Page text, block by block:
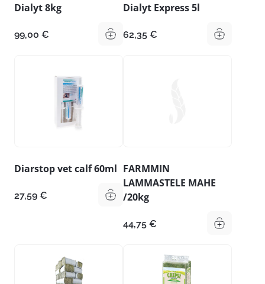
Dialyt 8kg
99,00 €
Dialyt Express 5l
62,35 €
Diarstop vet calf 60ml
27,59 €
FARMMIN
LAMMASTELE MAHE
/20kg
44,75 €